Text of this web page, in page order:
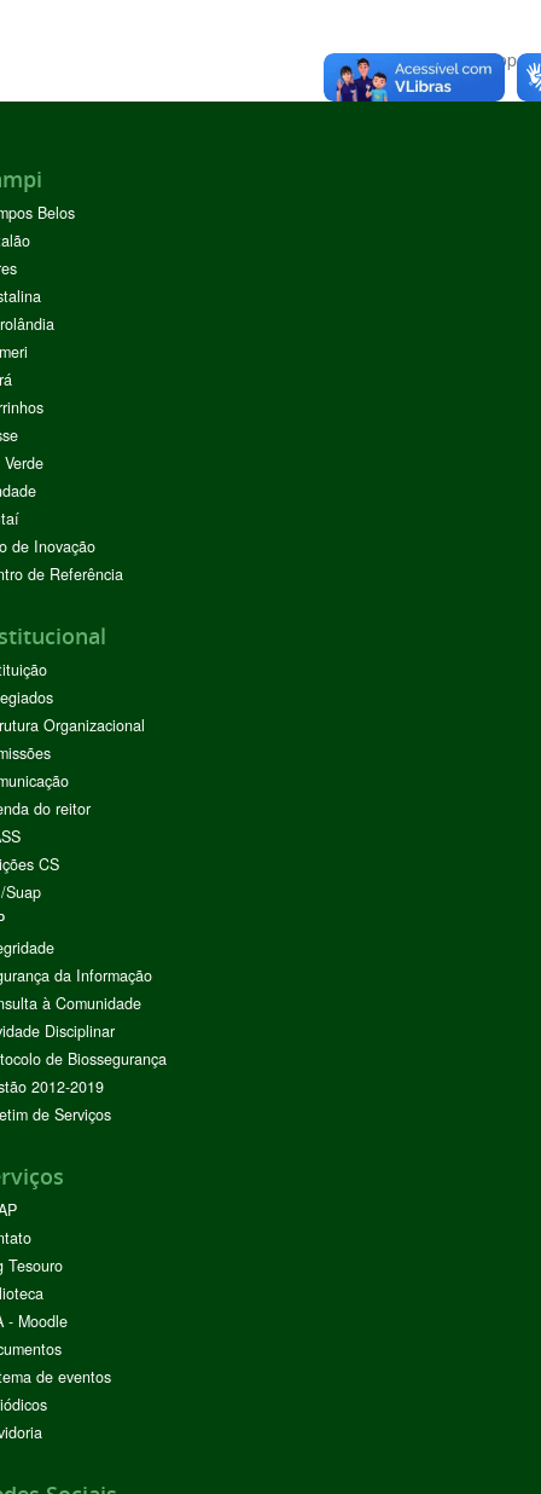
Voltar para o topo
Belos
de Inovação
de Referência
Organizacional
do reitor
CS
Suap
da Informação
à Comunidade
Disciplinar
de Biossegurança
2012-2019
de Serviços
Tesouro
- Moodle
de eventos